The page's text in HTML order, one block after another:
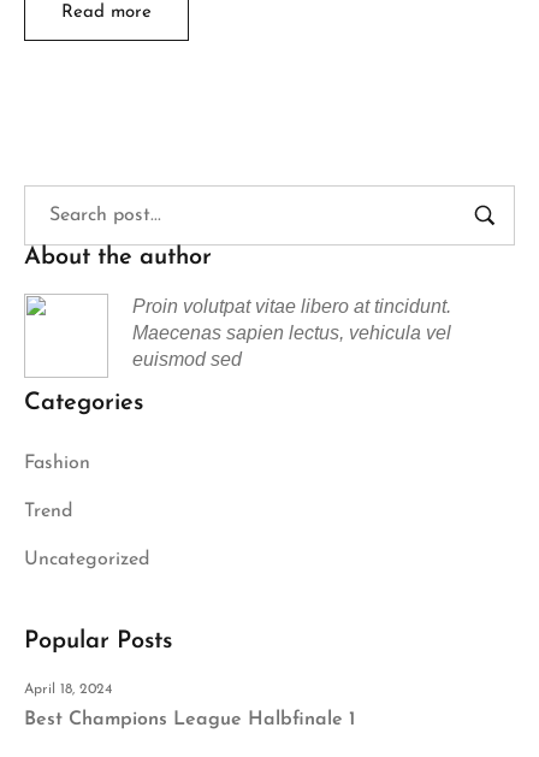
Read more
About the author
Proin volutpat vitae libero at tincidunt.
Maecenas sapien lectus, vehicula vel
euismod sed
Categories
Fashion
Trend
Uncategorized
Popular Posts
April 18, 2024
Best Champions League Halbfinale 1